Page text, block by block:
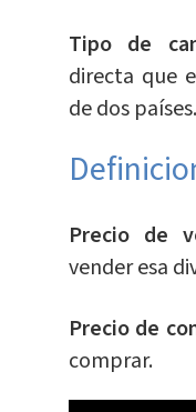
Tipo de
directa que
de dos países.
Precio de
vender esa
Precio de
comprar.